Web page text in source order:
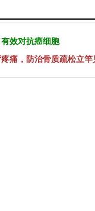
效对抗癌细胞
痛，防治骨质疏松立竿